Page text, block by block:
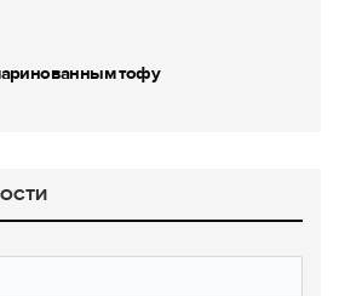
тофу